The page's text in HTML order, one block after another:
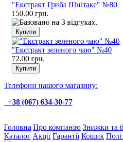
"Екстракт Гриба Шиітаке" №80
150.00 грн.
"Екстракт зеленого чаю" №40
72.00 грн.
Телефони нашого магазину:
+38 (067) 634-30-77
Головна Про компанію Знижки та
Каталог Акції Гарантії Кошик